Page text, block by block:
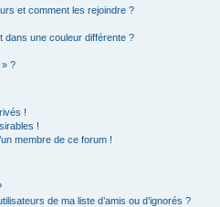
et comment les rejoindre ?
dans une couleur différente ?
» ?
!
!
membre de ce forum !
de ma liste d’amis ou d’ignorés ?